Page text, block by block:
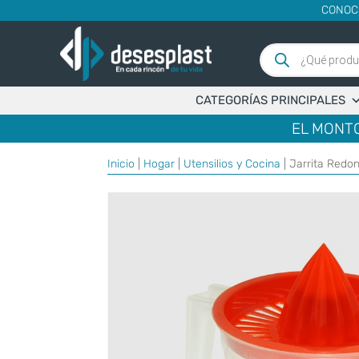
Búsqueda
de
productos
CATEGORÍAS PRINCIPALES
EL
Inicio Hogar Utensilios y Cocina | Jarrita